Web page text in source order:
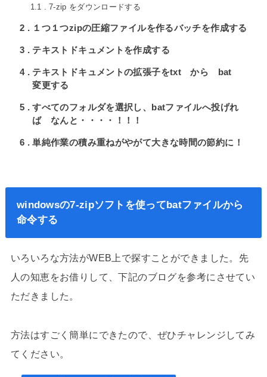
1.1 7-zip をダウンロードする
2 １つ１つzipの圧縮ファイルを作るバッチを作成する
3 テキストドキュメントを作成する
4
テキストドキュメントの拡張子をtxt から bat
変更する
5
すべてのフォルダを選択し、batファイルへ投げれ
ば なんと・・・・！！！
6 単純作業の積み重ねがやがて大きな時間の節約に！
windowsの7-zipソフトを使ってbatファイルから
命令する
いろいろな方法がWEB上で探すことができました。先
人の知恵をお借りして、下記のブログを参考にさせてい
ただきました。
方法はすごく簡単にできたので、ぜひチャレンジしてみ
てください。